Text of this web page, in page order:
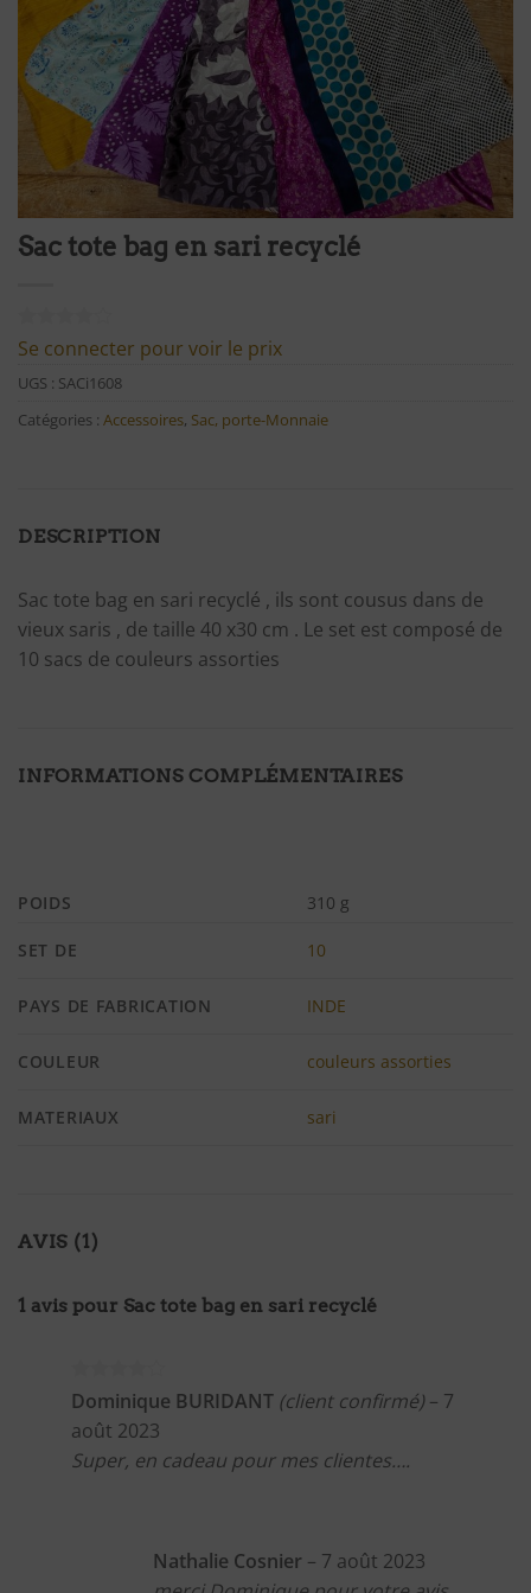
Sac tote bag en sari recyclé
Noté4
basé sur
1
client
Se connecter pour voir le prix
UGS : SACi1608
Catégories : Accessoires, Sac, porte-Monnaie
DESCRIPTION
Sac tote bag en sari recyclé , ils sont cousus dans de
vieux saris , de taille 40 x30 cm . Le set est composé de
10 sacs de couleurs assorties
INFORMATIONS COMPLÉMENTAIRES
POIDS 310 g
SET DE 10
PAYS DE FABRICATION INDE
COULEUR couleurs assorties
MATERIAUX sari
AVIS (1)
1 avis pour Sac tote bag en sari recyclé
Note4
sur 5
Dominique BURIDANT (client confirmé) – 7
août 2023
Super, en cadeau pour mes clientes….
Nathalie Cosnier – 7 août 2023